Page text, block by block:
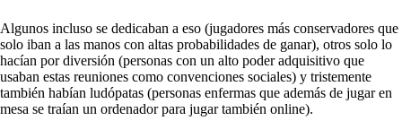
Algunos incluso se dedicaban a eso (jugadores más conservadores que
solo iban a las manos con altas probabilidades de ganar), otros solo lo
hacían por diversión (personas con un alto poder adquisitivo que
usaban estas reuniones como convenciones sociales) y tristemente
también habían ludópatas (personas enfermas que además de jugar en
mesa se traían un ordenador para jugar también online).